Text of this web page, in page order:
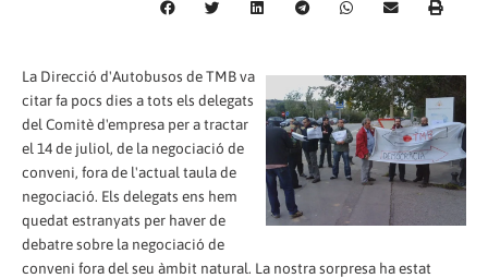
La Direcció d'Autobusos de TMB va
citar fa pocs dies a tots els delegats
del Comitè d'empresa per a tractar
el 14 de juliol, de la negociació de
conveni, fora de l'actual taula de
negociació. Els delegats ens hem
quedat estranyats per haver de
debatre sobre la negociació de
conveni fora del seu àmbit natural. La nostra sorpresa ha estat